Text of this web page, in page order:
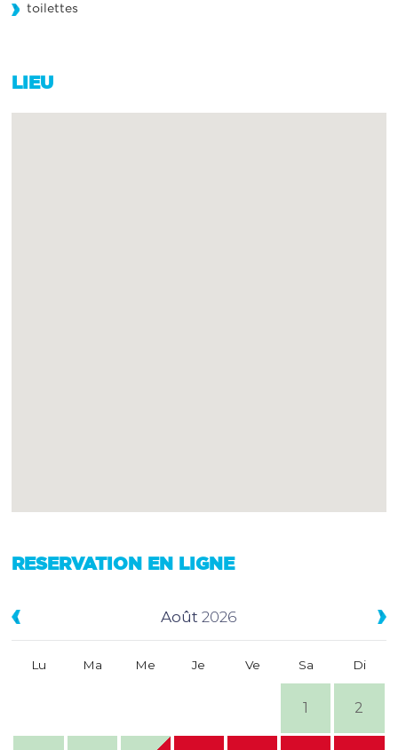
toilettes
LIEU
RESERVATION EN LIGNE
Août 2026
Lu Ma Me Je Ve Sa Di
1 2